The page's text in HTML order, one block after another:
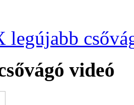
legújabb
videó